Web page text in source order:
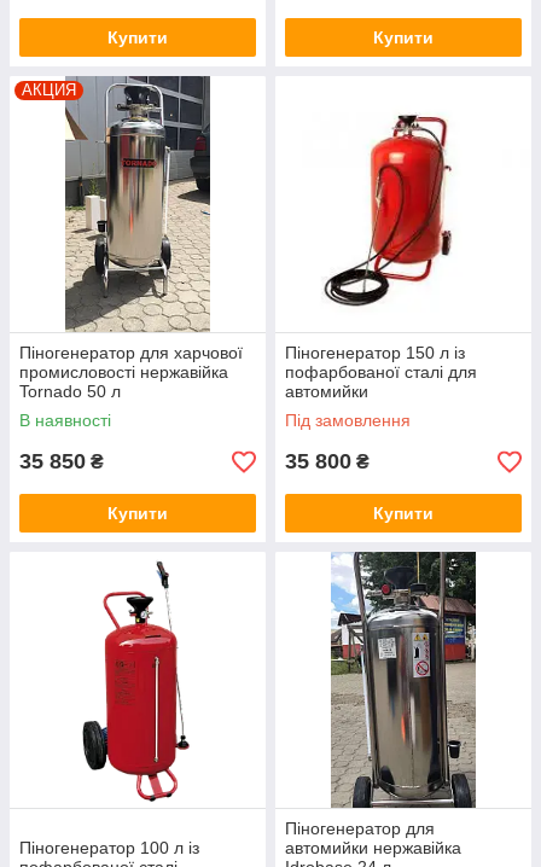
Купити Купити
АКЦИЯ
Піногенератор для харчової
промисловості нержавійка
Tornado 50 л
В наявності
35 850 ₴
Купити
Піногенератор 150 л із
пофарбованої сталі для
автомийки
Під замовлення
35 800 ₴
Купити
Піногенератор 100 л із
Піногенератор для
автомийки нержавійка